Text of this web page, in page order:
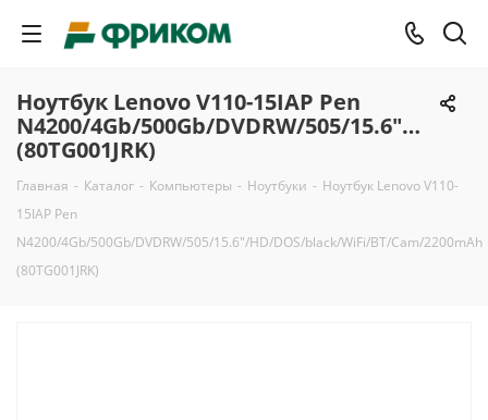
Ноутбук Lenovo V110-15IAP Pen
N4200/4Gb/500Gb/DVDRW/505/15.6"/HD/
(80TG001JRK)
Главная - Каталог - Компьютеры - Ноутбуки - Ноутбук Lenovo V110-
15IAP Pen
N4200/4Gb/500Gb/DVDRW/505/15.6"/HD/DOS/black/WiFi/BT/Cam/2200mAh
(80TG001JRK)